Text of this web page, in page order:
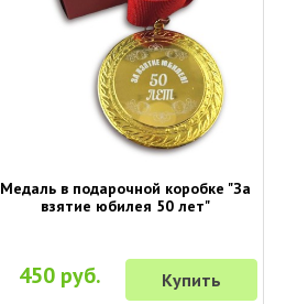
Медаль в подарочной коробке "За
взятие юбилея 50 лет"
450 руб. Купить